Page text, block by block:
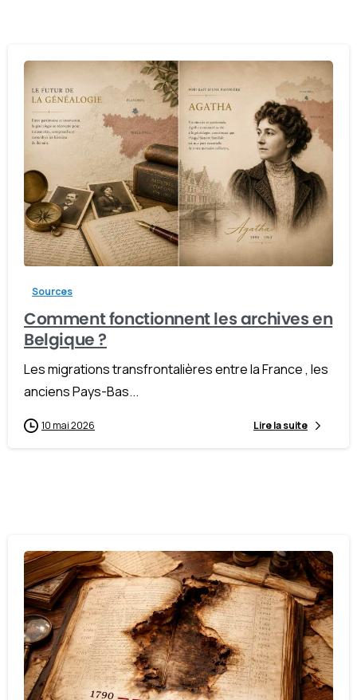
-
Sources
Comment fonctionnent les archives en
Belgique ?
Les migrations transfrontalières entre la France , les
anciens Pays-Bas...
10 mai 2026 Lire la suite